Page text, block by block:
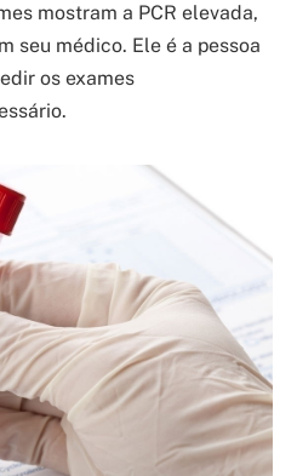
mostram a PCR elevada,
seu médico. Ele é a pessoa
os exames